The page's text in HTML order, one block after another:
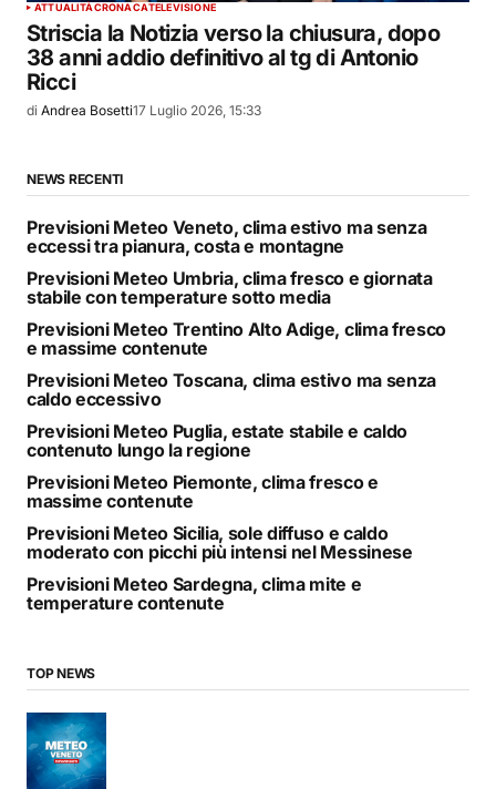
ATTUALITÀCRONACATELEVISIONE
Striscia la Notizia verso la chiusura, dopo
38 anni addio definitivo al tg di Antonio
Ricci
di Andrea Bosetti17 Luglio 2026, 15:33
NEWS RECENTI
Previsioni Meteo Veneto, clima estivo ma senza
eccessi tra pianura, costa e montagne
Previsioni Meteo Umbria, clima fresco e giornata
stabile con temperature sotto media
Previsioni Meteo Trentino Alto Adige, clima fresco
e massime contenute
Previsioni Meteo Toscana, clima estivo ma senza
caldo eccessivo
Previsioni Meteo Puglia, estate stabile e caldo
contenuto lungo la regione
Previsioni Meteo Piemonte, clima fresco e
massime contenute
Previsioni Meteo Sicilia, sole diffuso e caldo
moderato con picchi più intensi nel Messinese
Previsioni Meteo Sardegna, clima mite e
temperature contenute
TOP NEWS